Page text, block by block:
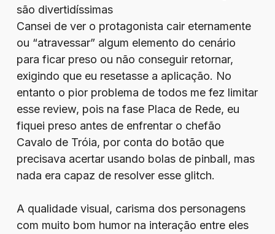
são divertidíssimas
Cansei de ver o protagonista cair eternamente
ou “atravessar” algum elemento do cenário
para ficar preso ou não conseguir retornar,
exigindo que eu resetasse a aplicação. No
entanto o pior problema de todos me fez limitar
esse review, pois na fase Placa de Rede, eu
fiquei preso antes de enfrentar o chefão
Cavalo de Tróia, por conta do botão que
precisava acertar usando bolas de pinball, mas
nada era capaz de resolver esse glitch.
A qualidade visual, carisma dos personagens
com muito bom humor na interação entre eles